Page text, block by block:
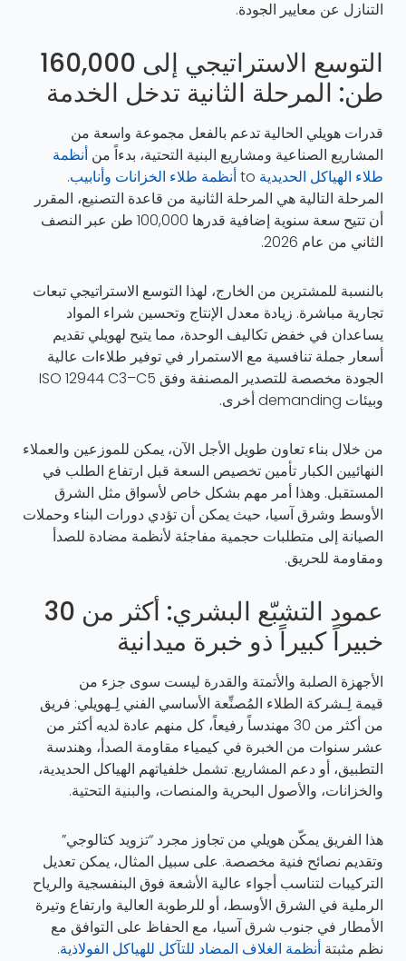
التنازل عن معايير الجودة.
التوسع الاستراتيجي إلى 160,000
طن: المرحلة الثانية تدخل الخدمة
قدرات هويلي الحالية تدعم بالفعل مجموعة واسعة من
المشاريع الصناعية ومشاريع البنية التحتية، بدءاً من أنظمة
طلاء الهياكل الحديدية
أنظمة طلاء الخزانات وأنابيب.
المرحلة التالية هي المرحلة الثانية من قاعدة التصنيع، المقرر
أن تتيح سعة سنوية إضافية قدرها 100,000 طن عبر النصف
الثاني من عام 2026.
بالنسبة للمشترين من الخارج، لهذا التوسع الاستراتيجي تبعات
تجارية مباشرة. زيادة معدل الإنتاج وتحسين شراء المواد
يساعدان في خفض تكاليف الوحدة، مما يتيح لهويلي تقديم
أسعار جملة تنافسية مع الاستمرار في توفير طلاءات عالية
الجودة مخصصة للتصدير المصنفة وفق ISO 12944 C3–C5
وبيئات demanding أخرى.
من خلال بناء تعاون طويل الأجل الآن، يمكن للموزعين والعملاء
النهائيين الكبار تأمين تخصيص السعة قبل ارتفاع الطلب في
المستقبل. وهذا أمر مهم بشكل خاص لأسواق مثل الشرق
الأوسط وشرق آسيا، حيث يمكن أن تؤدي دورات البناء وحملات
الصيانة إلى متطلبات حجمية مفاجئة لأنظمة مضادة للصدأ
ومقاومة للحريق.
عمود التشبّع البشري: أكثر من 30
خبيراً كبيراً ذو خبرة ميدانية
الأجهزة الصلبة والأتمتة والقدرة ليست سوى جزء من
قيمة لِـشركة الطلاء المُصنِّعة الأساسي الفني لِـهويلي: فريق
من أكثر من 30 مهندساً رفيعاً، كل منهم عادة لديه أكثر من
عشر سنوات من الخبرة في كيمياء مقاومة الصدأ، وهندسة
التطبيق، أو دعم المشاريع. تشمل خلفياتهم الهياكل الحديدية،
والخزانات، والأصول البحرية والمنصات، والبنية التحتية.
هذا الفريق يمكّن هويلي من تجاوز مجرد “تزويد كتالوجي”
وتقديم نصائح فنية مخصصة. على سبيل المثال، يمكن تعديل
التركيبات لتناسب أجواء عالية الأشعة فوق البنفسجية والرياح
الرملية في الشرق الأوسط، أو للرطوبة العالية وارتفاع وتيرة
الأمطار في جنوب شرق آسيا، مع الحفاظ على التوافق مع
نظم مثبتة أنظمة الغلاف المضاد للتآكل للهياكل الفولاذية.